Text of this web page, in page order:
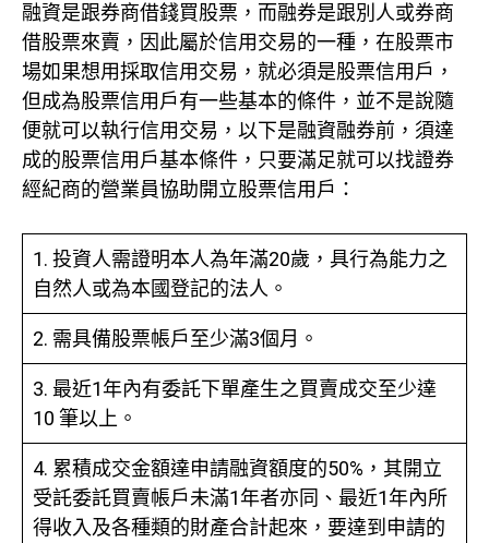
融資是跟券商借錢買股票，而融券是跟別人或券商
借股票來賣，因此屬於信用交易的一種，在股票市
場如果想用採取信用交易，就必須是股票信用戶，
但成為股票信用戶有一些基本的條件，並不是說隨
便就可以執行信用交易，以下是融資融券前，須達
成的股票信用戶基本條件，只要滿足就可以找證券
經紀商的營業員協助開立股票信用戶：
1. 投資人需證明本人為年滿20歲，具行為能力之
自然人或為本國登記的法人。
2. 需具備股票帳戶至少滿3個月。
3. 最近1年內有委託下單產生之買賣成交至少達
10 筆以上。
4. 累積成交金額達申請融資額度的50%，其開立
受託委託買賣帳戶未滿1年者亦同、最近1年內所
得收入及各種類的財產合計起來，要達到申請的